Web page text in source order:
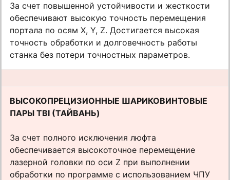
За счет повышенной устойчивости и жесткости
обеспечивают высокую точность перемещения
портала по осям Х, Y, Z. Достигается высокая
точность обработки и долговечность работы
станка без потери точностных параметров.
ВЫСОКОПРЕЦИЗИОННЫЕ ШАРИКОВИНТОВЫЕ
ПАРЫ TBI (ТАЙВАНЬ)
За счет полного исключения люфта
обеспечивается высокоточное перемещение
лазерной головки по оси Z при выполнении
обработки по программе с использованием ЧПУ